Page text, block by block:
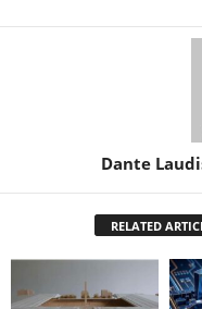
Dante
RELATED